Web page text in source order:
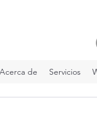
Acerca de Servicios